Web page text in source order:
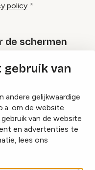
gebruik van
andere gelijkwaardige
om de website
van de website
en advertenties te
lees ons
policy
de schermen